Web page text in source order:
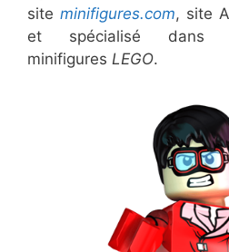
site minifigures.com, site
et spécialisé dans
minifigures LEGO.